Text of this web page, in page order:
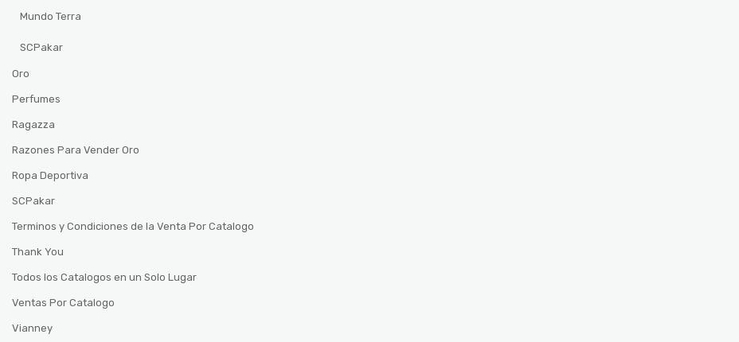
Mundo Terra
SCPakar
Oro
Perfumes
Ragazza
Razones Para Vender Oro
Ropa Deportiva
SCPakar
Terminos y Condiciones de la Venta Por Catalogo
Thank You
Todos los Catalogos en un Solo Lugar
Ventas Por Catalogo
Vianney